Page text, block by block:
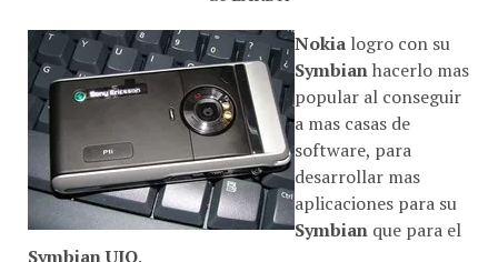
Nokia logro con su
Symbianhacerlo mas
popular al conseguir
a mas casas de
software, para
desarrollar mas
aplicaciones para su
Symbian
que para el
Symbian UIQ